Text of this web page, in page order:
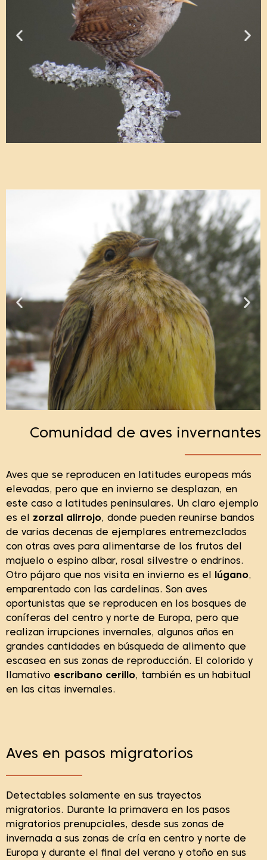
Comunidad de aves invernantes
Aves que se reproducen en latitudes europeas más
elevadas, pero que en invierno se desplazan, en
este caso a latitudes peninsulares. Un claro ejemplo
es el zorzal alirrojo, donde pueden reunirse bandos
de varias decenas de ejemplares entremezclados
con otras aves para alimentarse de los frutos del
majuelo o espino albar, rosal silvestre o endrinos.
Otro pájaro que nos visita en invierno es el
lúgano,
emparentado con las cardelinas. Son aves
oportunistas que se reproducen en los bosques de
coníferas del centro y norte de Europa, pero que
realizan irrupciones invernales, algunos años en
grandes cantidades en búsqueda de alimento que
escasea en sus zonas de reproducción. El colorido y
llamativo escribano cerillo, también es un habitual
en las citas invernales.
Aves en pasos migratorios
Detectables solamente en sus trayectos
migratorios. Durante la primavera en los pasos
migratorios prenupciales, desde sus zonas de
invernada a sus zonas de cría en centro y norte de
Europa y durante el final del verano y otoño en sus